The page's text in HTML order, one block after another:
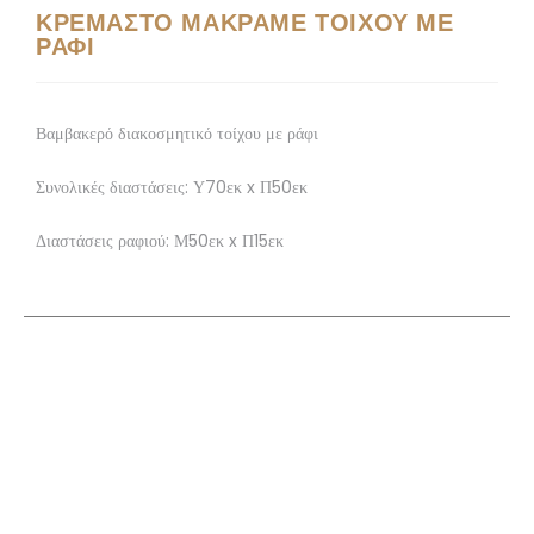
ΚΡΕΜΑΣΤΟ ΜΑΚΡΑΜΕ ΤΟΙΧΟΥ ΜΕ
ΡΑΦΙ
Βαμβακερό διακοσμητικό τοίχου με ράφι
Συνολικές διαστάσεις: Υ70εκ x Π50εκ
Διαστάσεις ραφιού: Μ50εκ x Π15εκ